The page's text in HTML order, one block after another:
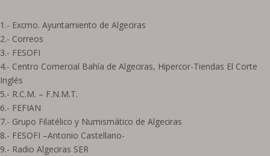
1.- Excmo. Ayuntamiento de Algeciras
2.- Correos
3.- FESOFI
4.- Centro Comercial Bahía de Algeciras, Hipercor-Tiendas El Corte
Inglés
5.- R.C.M. – F.N.M.T.
6.- FEFIAN
7.- Grupo Filatélico y Numismático de Algeciras
8.- FESOFI –Antonio Castellano-
9.- Radio Algeciras SER